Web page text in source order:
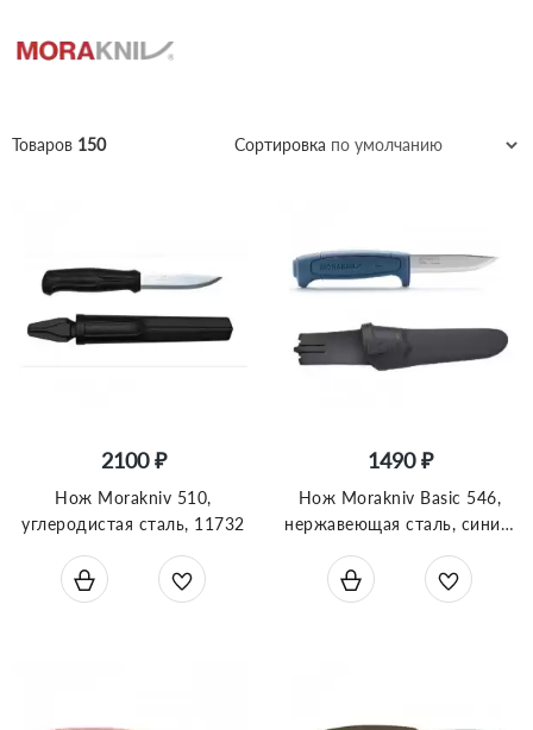
Товаров 150 Сортировка
2100 ₽
Нож Morakniv 510,
углеродистая сталь, 11732
1490 ₽
Нож Morakniv Basic 546,
нержавеющая сталь, синий,